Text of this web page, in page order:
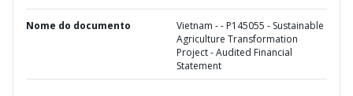
Nome do documento
Vietnam - - P145055 - Sustainable
Agriculture Transformation
Project - Audited Financial
Statement